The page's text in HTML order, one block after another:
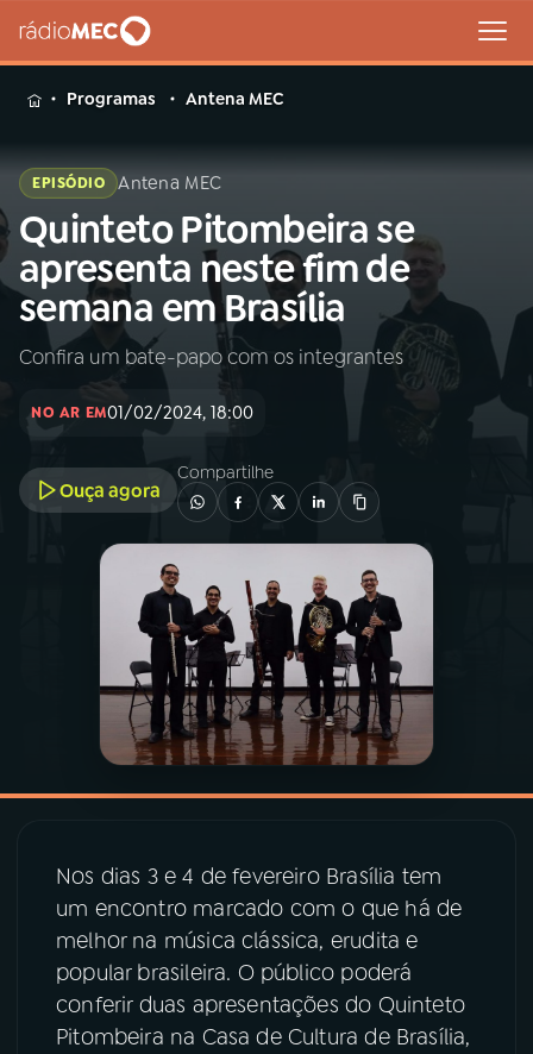
MENU
Buscar
na
Rádio
MEC
Buscar
Início AO VIVO
02A RÁDIO
PROGRAMAÇÃO
PROGRAMAS
PODCASTS
07 ÚLTIMAS
08PRÊMIO RÁDIO MEC
Programas Antena MEC
EPISÓDIO Antena MEC
Quinteto Pitombeira se
apresenta neste fim de
semana em Brasília
Confira um bate-papo com os integrantes
NO AR EM01/02/2024, 18:00
Ouça agora
Compartilhe
Nos dias 3 e 4 de fevereiro Brasília tem
um encontro marcado com o que há de
melhor na música clássica, erudita e
popular brasileira. O público poderá
conferir duas apresentações do Quinteto
Pitombeira na Casa de Cultura de Brasília,